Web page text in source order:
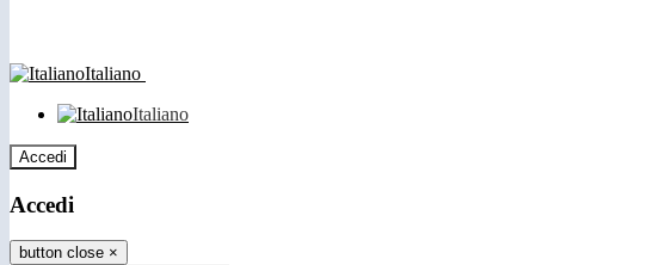
Italiano
Italiano
Accedi
Accedi
button close ×